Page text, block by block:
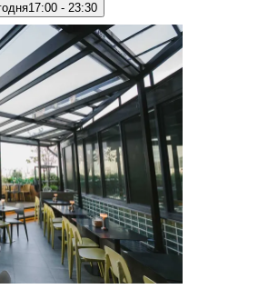
17:00 - 23:30